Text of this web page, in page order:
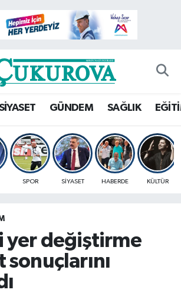
GÜNDEM SAĞLIK
SPOR SİYASET HABERDE KÜLTÜR
yer değiştirme
sonuçlarını
Durumu
Vakitleri
Yoğunluk Haritası
Durumu ve Fikstür